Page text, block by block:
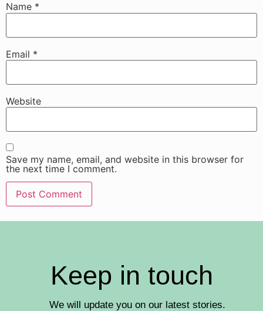
Name *
Email *
Website
Save my name, email, and website in this browser for
the next time I comment.
Keep in touch
We will update you on our latest stories.